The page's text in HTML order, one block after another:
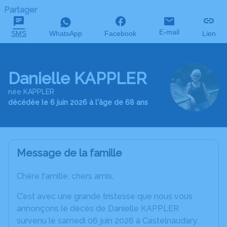
Partager
SMS WhatsApp Facebook E-mail Lien
Danielle KAPPLER
née KAPPLER
décédée le 6 juin 2026 à l'âge de 68 ans
Message de la famille
Chère famille, chers amis,
C’est avec une grande tristesse que nous vous
annonçons le décès de Danielle KAPPLER
survenu le samedi 06 juin 2026 à Castelnaudary.